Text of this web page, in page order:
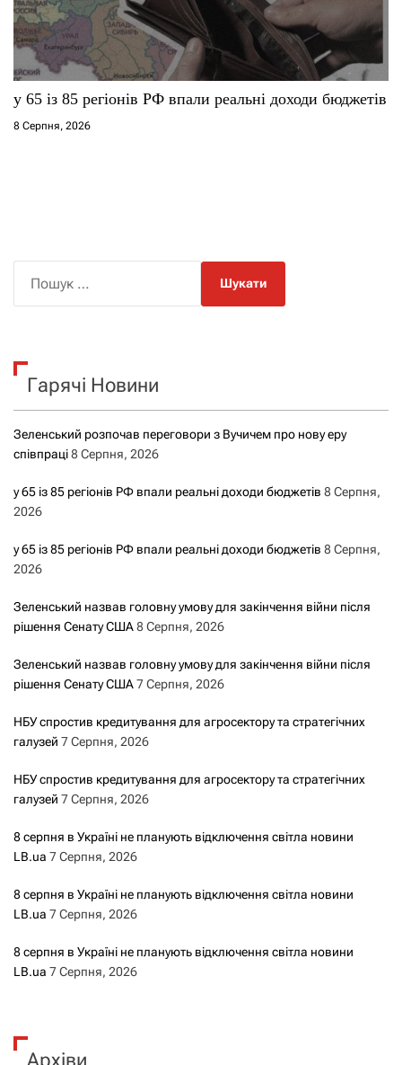
у 65 із 85 регіонів РФ впали реальні доходи бюджетів
8 Серпня, 2026
к
Гарячі Новини
Зеленський розпочав переговори з Вучичем про нову еру
співпраці8 Серпня, 2026
у 65 із 85 регіонів РФ впали реальні доходи бюджетів 8 Серпня,
2026
у 65 із 85 регіонів РФ впали реальні доходи бюджетів 8 Серпня,
2026
Зеленський назвав головну умову для закінчення війни після
рішення Сенату США8 Серпня, 2026
Зеленський назвав головну умову для закінчення війни після
рішення Сенату США7 Серпня, 2026
НБУ спростив кредитування для агросектору та стратегічних
галузей 7 Серпня, 2026
НБУ спростив кредитування для агросектору та стратегічних
галузей 7 Серпня, 2026
8 серпня в Україні не планують відключення світла новини
LB.ua 7 Серпня, 2026
8 серпня в Україні не планують відключення світла новини
LB.ua 7 Серпня, 2026
8 серпня в Україні не планують відключення світла новини
LB.ua 7 Серпня, 2026
Архіви